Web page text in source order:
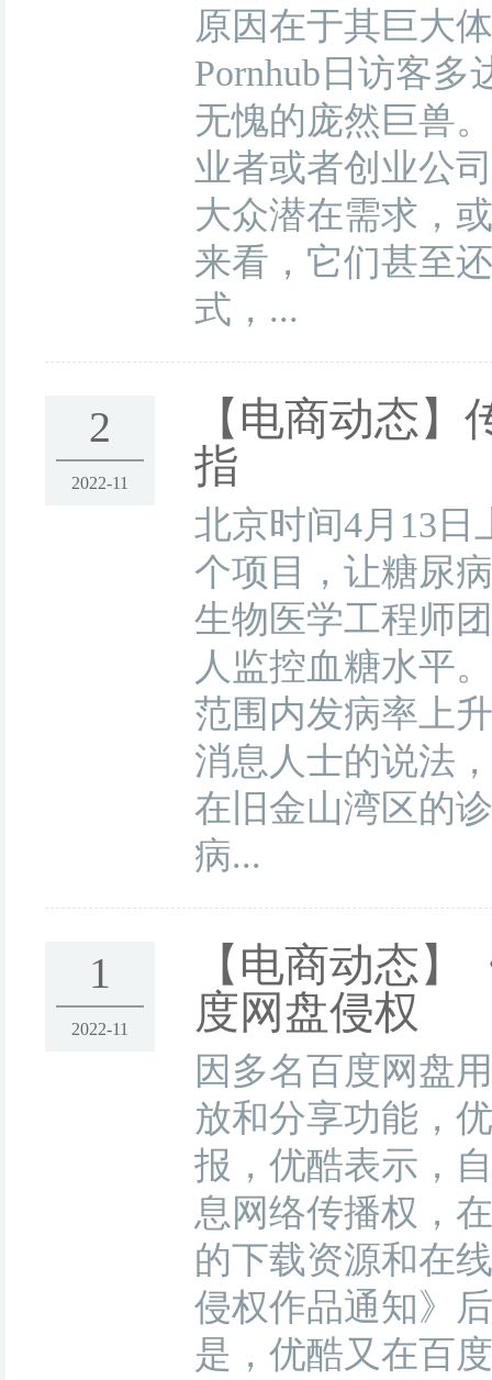
原因在于其巨大
Pornhub日访客多
无愧的庞然巨兽
业者或者创业公
大众潜在需求，
来看，它们甚至
式，...
2
2022-11
【电商动态】
指
北京时间4月13
个项目，让糖尿
生物医学工程师
人监控血糖水平
范围内发病率上
消息人士的说法
在旧金山湾区的
病...
1
2022-11
【电商动态】
度网盘侵权
因多名百度网盘
放和分享功能，
报，优酷表示，
息网络传播权，
的下载资源和在
侵权作品通知》
是，优酷又在百